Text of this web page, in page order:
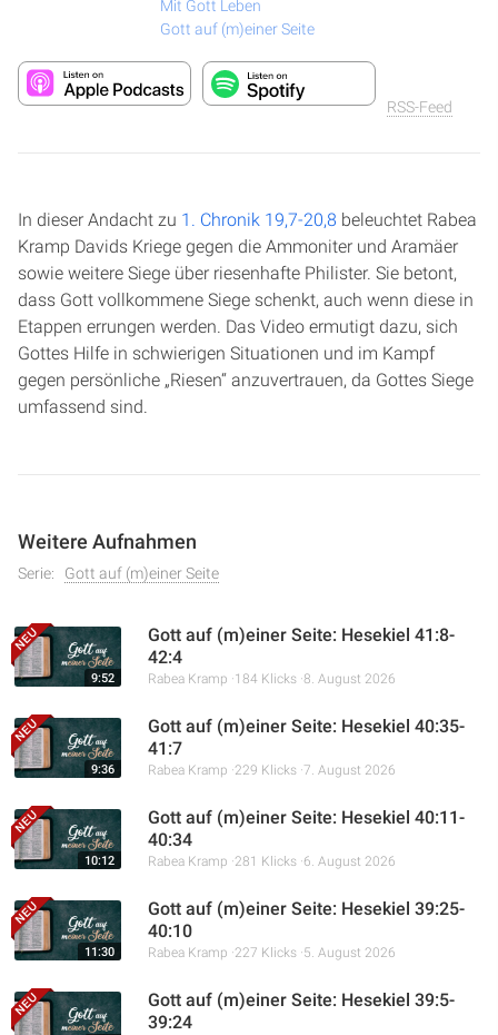
Mit Gott Leben
Gott auf (m)einer Seite
RSS-Feed
In dieser Andacht zu 1. Chronik 19,7-20,8 beleuchtet Rabea
Kramp Davids Kriege gegen die Ammoniter und Aramäer
sowie weitere Siege über riesenhafte Philister. Sie betont,
dass Gott vollkommene Siege schenkt, auch wenn diese in
Etappen errungen werden. Das Video ermutigt dazu, sich
Gottes Hilfe in schwierigen Situationen und im Kampf
gegen persönliche „Riesen“ anzuvertrauen, da Gottes Siege
umfassend sind.
Weitere Aufnahmen
Serie: Gott auf (m)einer Seite
9:52
Gott auf (m)einer Seite: Hesekiel 41:8-
42:4
Rabea Kramp 184 Klicks 8. August 2026
9:36
Gott auf (m)einer Seite: Hesekiel 40:35-
41:7
Rabea Kramp 229 Klicks 7. August 2026
10:12
Gott auf (m)einer Seite: Hesekiel 40:11-
40:34
Rabea Kramp 281 Klicks 6. August 2026
11:30
Gott auf (m)einer Seite: Hesekiel 39:25-
40:10
Rabea Kramp 227 Klicks 5. August 2026
Gott auf (m)einer Seite: Hesekiel 39:5-
39:24